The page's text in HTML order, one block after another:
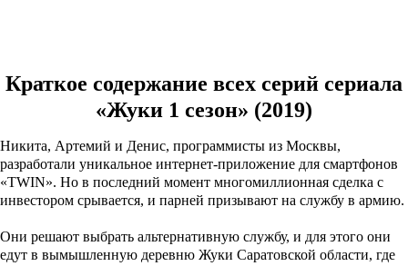
Краткое содержание всех серий сериала
«Жуки 1 сезон» (2019)
Никита, Артемий и Денис, программисты из Москвы,
разработали уникальное интернет-приложение для смартфонов
«TWIN». Но в последний момент многомиллионная сделка с
инвестором срывается, и парней призывают на службу в армию.
Они решают выбрать альтернативную службу, и для этого они
едут в вымышленную деревню Жуки Саратовской области, где